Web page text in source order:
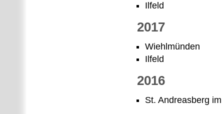
Ilfeld
2017
Wiehlmünden
Ilfeld
2016
St. Andreasberg im